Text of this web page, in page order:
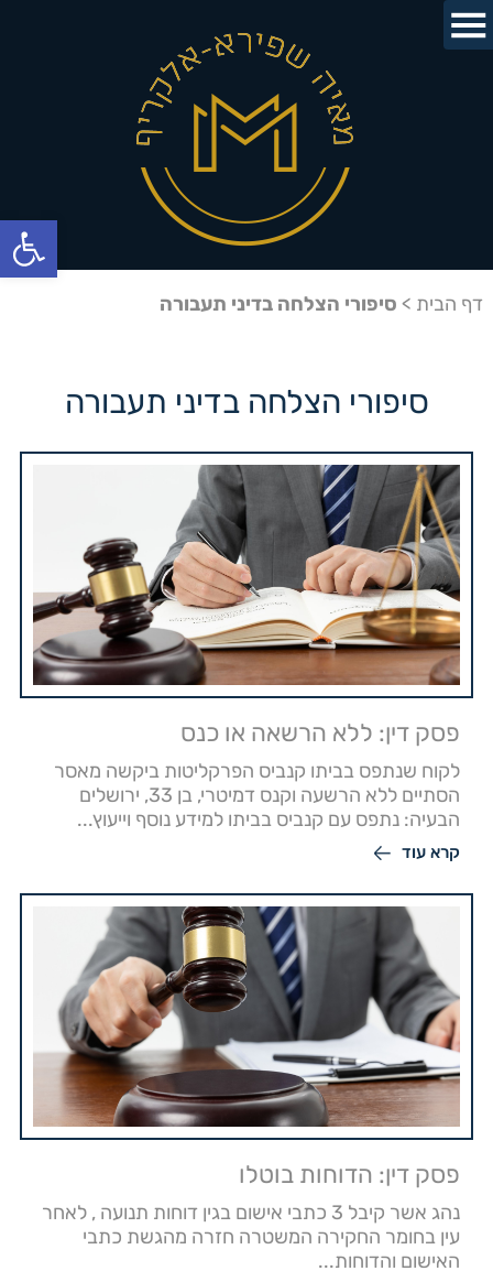
דף הבית > סיפורי הצלחה בדיני תעבורה
סיפורי הצלחה בדיני תעבורה
פסק דין: ללא הרשאה או כנס
לקוח שנתפס בביתו קנביס הפרקליטות ביקשה מאסר
הסתיים ללא הרשעה וקנס דמיטרי, בן 33, ירושלים
הבעיה: נתפס עם קנביס בביתו למידע נוסף וייעוץ...
קרא עוד
פסק דין: הדוחות בוטלו
נהג אשר קיבל 3 כתבי אישום בגין דוחות תנועה , לאחר
עין בחומר החקירה המשטרה חזרה מהגשת כתבי
האישום והדוחות...